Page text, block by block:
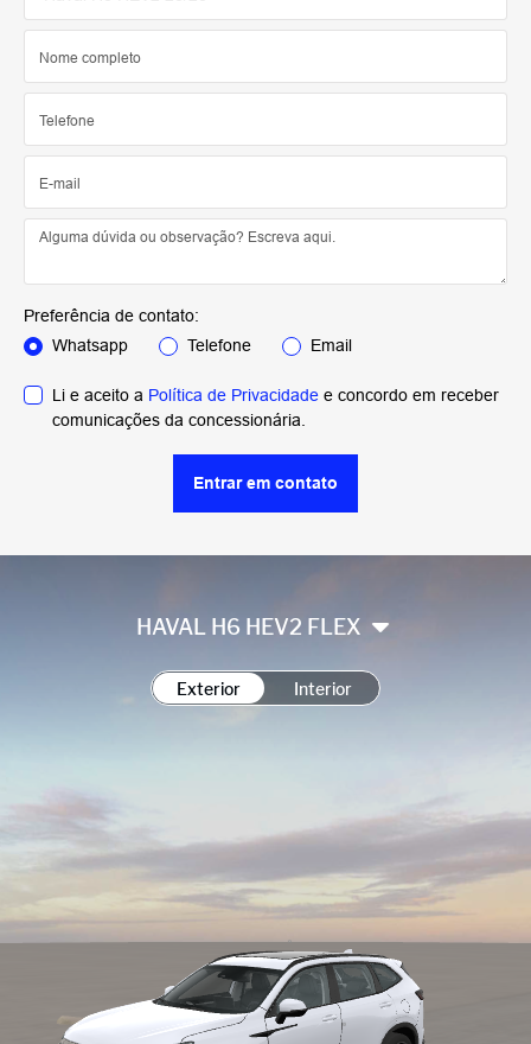
Preferência de contato:
Whatsapp
Telefone Email
Li e aceito a Política de Privacidade e concordo em receber
comunicações da concessionária.
Entrar em contato